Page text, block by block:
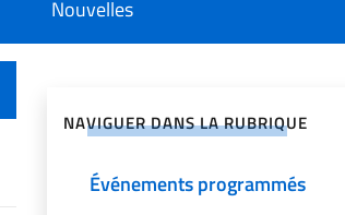
Nouvelles
NAVIGUER DANS LA RUBRIQUE
Événements programmés